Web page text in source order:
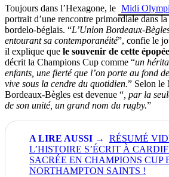
Toujours dans l’Hexagone, le Midi
portrait d’une rencontre primordiale dans
bordelo-béglais. “L’Union Bordeaux-
entourant sa contemporanéité”, confie le
il explique que le souvenir de cette
décrit la Champions Cup comme “un
enfants, une fierté que l’on porte au fond
vive sous la cendre du quotidien.” Selon le
Bordeaux-Bègles est devenue “ , par la
de son unité, un grand nom du rugby.”
RÉSUMÉ
L’HISTOIRE S’ÉCRIT À
SACRÉE EN CHAMPIONS CUP
NORTHAMPTON SAINTS !